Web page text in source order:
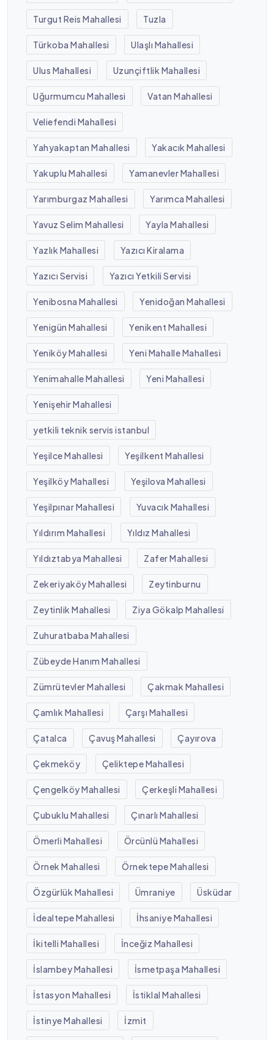
Turgut Reis Mahallesi Tuzla
Türkoba Mahallesi Ulaşlı Mahallesi
Ulus Mahallesi Uzunçiftlik Mahallesi
Uğurmumcu Mahallesi Vatan Mahallesi
Veliefendi Mahallesi
Yahyakaptan Mahallesi Yakacık Mahallesi
Yakuplu Mahallesi Yamanevler Mahallesi
Yarımburgaz Mahallesi Yarımca Mahallesi
Yavuz Selim Mahallesi Yayla Mahallesi
Yazlık Mahallesi Yazıcı Kiralama
Yazıcı Servisi Yazıcı Yetkili Servisi
Yenibosna Mahallesi Yenidoğan Mahallesi
Yenigün Mahallesi Yenikent Mahallesi
Yeniköy Mahallesi Yeni Mahalle Mahallesi
Yenimahalle Mahallesi Yeni Mahallesi
Yenişehir Mahallesi
yetkili teknik servis istanbul
Yeşilce Mahallesi Yeşilkent Mahallesi
Yeşilköy Mahallesi Yeşilova Mahallesi
Yeşilpınar Mahallesi Yuvacık Mahallesi
Yıldırım Mahallesi Yıldız Mahallesi
Yıldıztabya Mahallesi Zafer Mahallesi
Zekeriyaköy Mahallesi Zeytinburnu
Zeytinlik Mahallesi Ziya Gökalp Mahallesi
Zuhuratbaba Mahallesi
Zübeyde Hanım Mahallesi
Zümrütevler Mahallesi Çakmak Mahallesi
Çamlık Mahallesi Çarşı Mahallesi
Çatalca Çavuş Mahallesi Çayırova
Çekmeköy Çeliktepe Mahallesi
Çengelköy Mahallesi Çerkeşli Mahallesi
Çubuklu Mahallesi Çınarlı Mahallesi
Ömerli Mahallesi Örcünlü Mahallesi
Örnek Mahallesi Örnektepe Mahallesi
Özgürlük Mahallesi Ümraniye Üsküdar
İdealtepe Mahallesi İhsaniye Mahallesi
İkitelli Mahallesi İnceğiz Mahallesi
İslambey Mahallesi İsmetpaşa Mahallesi
İstasyon Mahallesi İstiklal Mahallesi
İstinye Mahallesi İzmit